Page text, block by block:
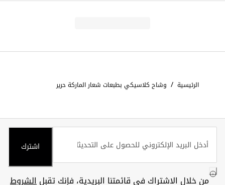
الرئيسية / وشاح كلاسيكي بطبعات شعار الماركة حرير
اشترك
من خلال الاشتراك في قائمتنا البريدية، فإنك تقبلالشروط